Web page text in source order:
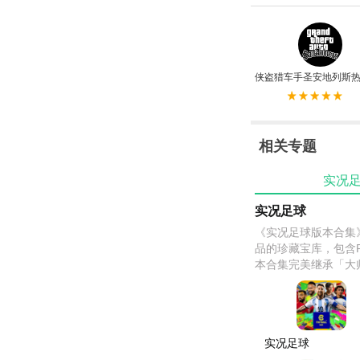
侠盗猎车手圣安地列斯
相关专题
实况
实况足球
《实况足球版本合
品的珍藏宝库，包
本合集完美继承「
统，收录超500支
实况足球